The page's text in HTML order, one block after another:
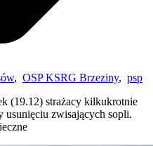
, OSP KSRG Brzeziny, psp
(19.12) strażacy kilkukrotnie
usunięciu zwisających sopli.